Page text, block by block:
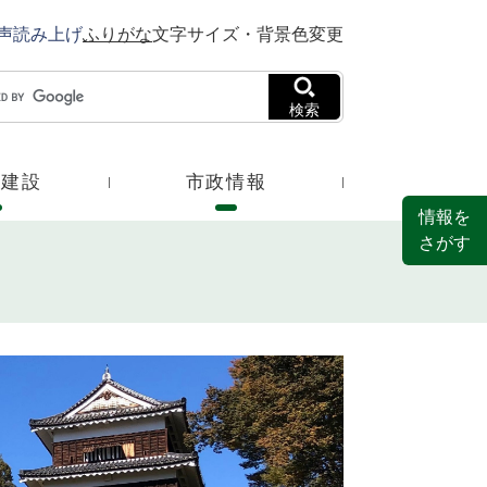
読み上げふりがな文字サイズ・背景色変更
検索
設 市政情報
情報を
さがす